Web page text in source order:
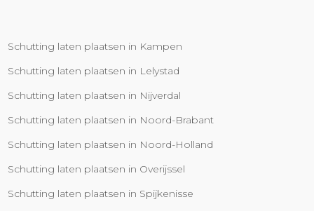
Schutting laten plaatsen in Kampen
Schutting laten plaatsen in Lelystad
Schutting laten plaatsen in Nijverdal
Schutting laten plaatsen in Noord-Brabant
Schutting laten plaatsen in Noord-Holland
Schutting laten plaatsen in Overijssel
Schutting laten plaatsen in Spijkenisse